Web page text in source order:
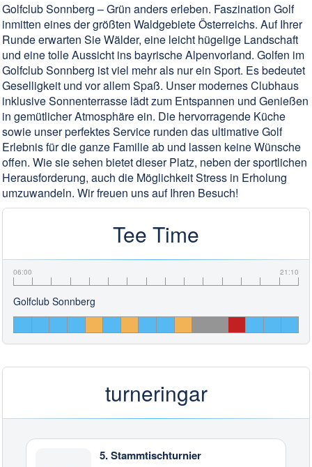
Golfclub Sonnberg – Grün anders erleben. Faszination Golf
inmitten eines der größten Waldgebiete Österreichs. Auf Ihrer
Runde erwarten Sie Wälder, eine leicht hügelige Landschaft
und eine tolle Aussicht ins bayrische Alpenvorland. Golfen im
Golfclub Sonnberg ist viel mehr als nur ein Sport. Es bedeutet
Geselligkeit und vor allem Spaß. Unser modernes Clubhaus
inklusive Sonnenterrasse lädt zum Entspannen und Genießen
in gemütlicher Atmosphäre ein. Die hervorragende Küche
sowie unser perfektes Service runden das ultimative Golf
Erlebnis für die ganze Familie ab und lassen keine Wünsche
offen. Wie sie sehen bietet dieser Platz, neben der sportlichen
Herausforderung, auch die Möglichkeit Stress in Erholung
umzuwandeln. Wir freuen uns auf Ihren Besuch!
Tee Time
06:00 21:10
Golfclub Sonnberg
turneringar
5. Stammtischturnier